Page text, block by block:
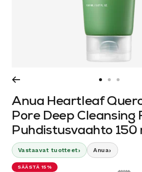
sivullesivulle
Anua Heartleaf
Pore Deep Cleansing
Puhdistusvaahto 150
Vastaavat tuotteet› Anua›
SÄÄSTÄ 15%